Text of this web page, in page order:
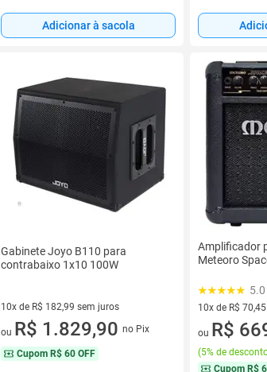
Adicionar à sacola
Gabinete Joyo B110 para
contrabaixo 1x10 100W
10x de R$ 182,99 sem juros
10 vez de R$ 182,99 sem juros
ou R$ 1.829,90 no Pix
Cupom R$ 60 OFF
Amplificador
Meteoro
10x de R$
10 vez de R$
ou R$
(5% de
Cupom R$